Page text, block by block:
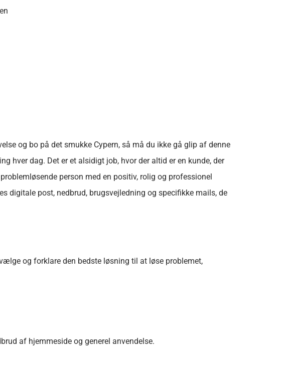
og bo på det smukke Cypern, så må du ikke gå glip af denne
hver dag. Det er et alsidigt job, hvor der altid er en kunde, der
person med en positiv, rolig og professionel
digitale post, nedbrud, brugsvejledning og specifikke mails, de
og forklare den bedste løsning til at løse problemet,
af hjemmeside og generel anvendelse.